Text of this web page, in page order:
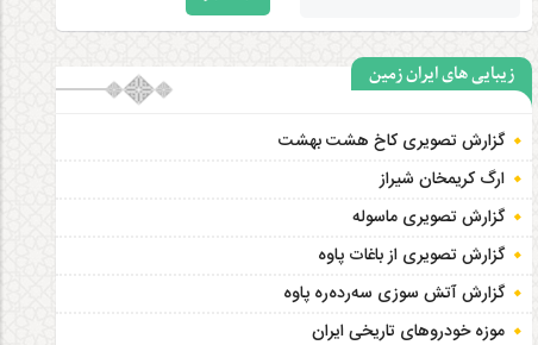
زیبایی های ایران زمین
گزارش تصویری کاخ هشت‌ بهشت
ارگ کریمخان شیراز
گزارش تصویری ماسوله
گزارش تصویری از باغات پاوه
گزارش آتش سوزی سەردەرە پاوه
موزه خودروهای تاریخی ایران